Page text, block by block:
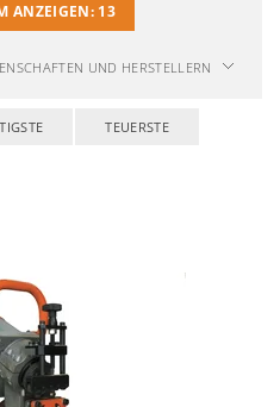
ANZEIGEN: 13
UND HERSTELLERN
TEUERSTE